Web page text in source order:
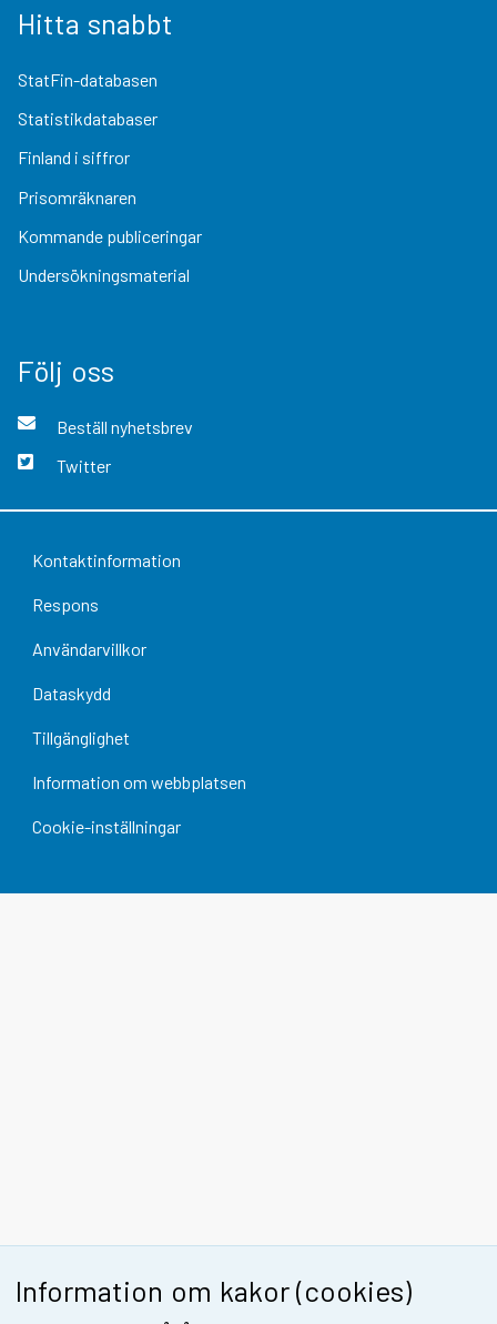
Information om kakor (cookies)
Hitta snabbt
StatFin-databasen
Statistikdatabaser
Finland i siffror
Prisomräknaren
Kommande publiceringar
Undersökningsmaterial
Följ oss
Beställ nyhetsbrev
Twitter
Kontaktinformation
Respons
Användarvillkor
Dataskydd
Tillgänglighet
Information om webbplatsen
Cookie-inställningar